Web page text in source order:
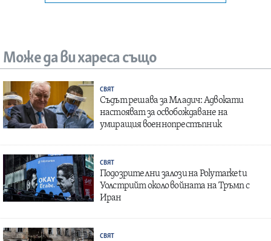
Може да ви хареса също
СВЯТ
Съдът решава за Младич: Адвокати
настояват за освобождаване на
умиращия военнопрестъпник
СВЯТ
Подозрителни залози на Polymarket и
Уолстрийт около войната на Тръмп с
Иран
СВЯТ